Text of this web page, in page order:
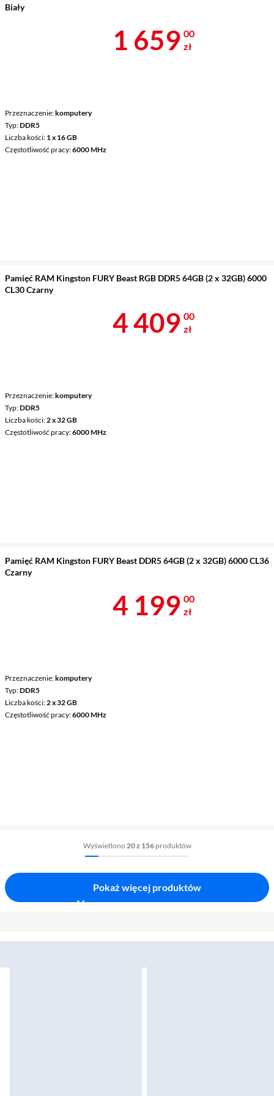
Biały
Przeznaczenie komputery
Typ DDR5
Liczba kości 1 x 16 GB
Częstotliwość pracy 6000 MHz
Cena 1 659 zł
1 659 00
zł
Pamięć RAM Kingston FURY Beast RGB DDR5 64GB (2 x 32GB) 6000
CL30 Czarny
Przeznaczenie komputery
Typ DDR5
Liczba kości 2 x 32 GB
Częstotliwość pracy 6000 MHz
Cena 4 409 zł
4 409 00
zł
Pamięć RAM Kingston FURY Beast DDR5 64GB (2 x 32GB) 6000 CL36
Czarny
Przeznaczenie komputery
Typ DDR5
Liczba kości 2 x 32 GB
Częstotliwość pracy 6000 MHz
Cena 4 199 zł
4 199 00
zł
Wyświetlono 20 z 156 produktów
Pokaż więcej produktów